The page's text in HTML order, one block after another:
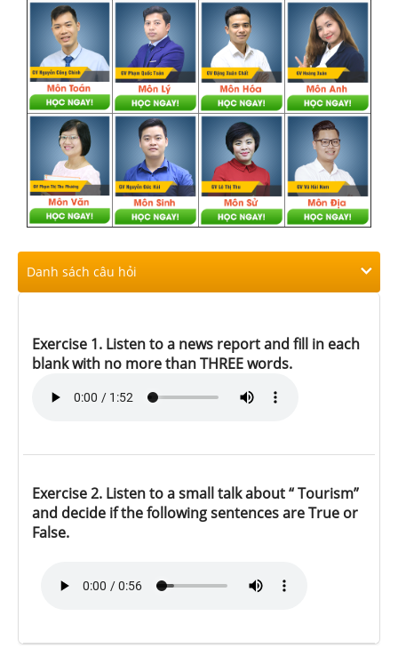
Danh sách câu hỏi
Exercise 1. Listen to a news report and fill in each
blank with no more than THREE words.
Exercise 2. Listen to a small talk about “ Tourism”
and decide if the following sentences are True or
False.